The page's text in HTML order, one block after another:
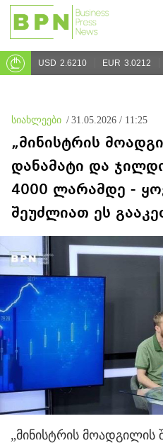
USD 2.6210 EUR 3.0212
სიახლეები / 31.05.2026 / 11:25
„მინისტრის
დანამატი და
4000 ლარამდე -
შეუძლიათ ეს
„მინისტრის მოადგილის